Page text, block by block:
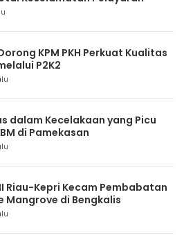
KPM PKH Perkuat Kualitas
P2K2
dalam Kecelakaan yang Picu
di Pamekasan
Riau-Kepri Kecam Pembabatan
Mangrove di Bengkalis